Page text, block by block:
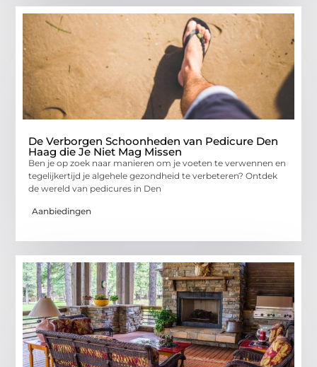
De Verborgen Schoonheden van Pedicure Den
Haag die Je Niet Mag Missen
Ben je op zoek naar manieren om je voeten te verwennen en
tegelijkertijd je algehele gezondheid te verbeteren? Ontdek
de wereld van pedicures in Den
Aanbiedingen